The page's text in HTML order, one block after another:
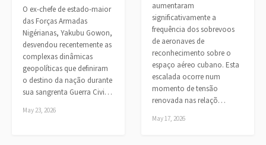
O ex-chefe de estado-maior
das Forças Armadas
Nigérianas, Yakubu Gowon,
desvendou recentemente as
complexas dinâmicas
geopolíticas que definiram
o destino da nação durante
sua sangrenta Guerra Civi…
May 23, 2026
aumentaram
significativamente a
frequência dos sobrevoos
de aeronaves de
reconhecimento sobre o
espaço aéreo cubano. Esta
escalada ocorre num
momento de tensão
renovada nas relaçõ…
May 17, 2026